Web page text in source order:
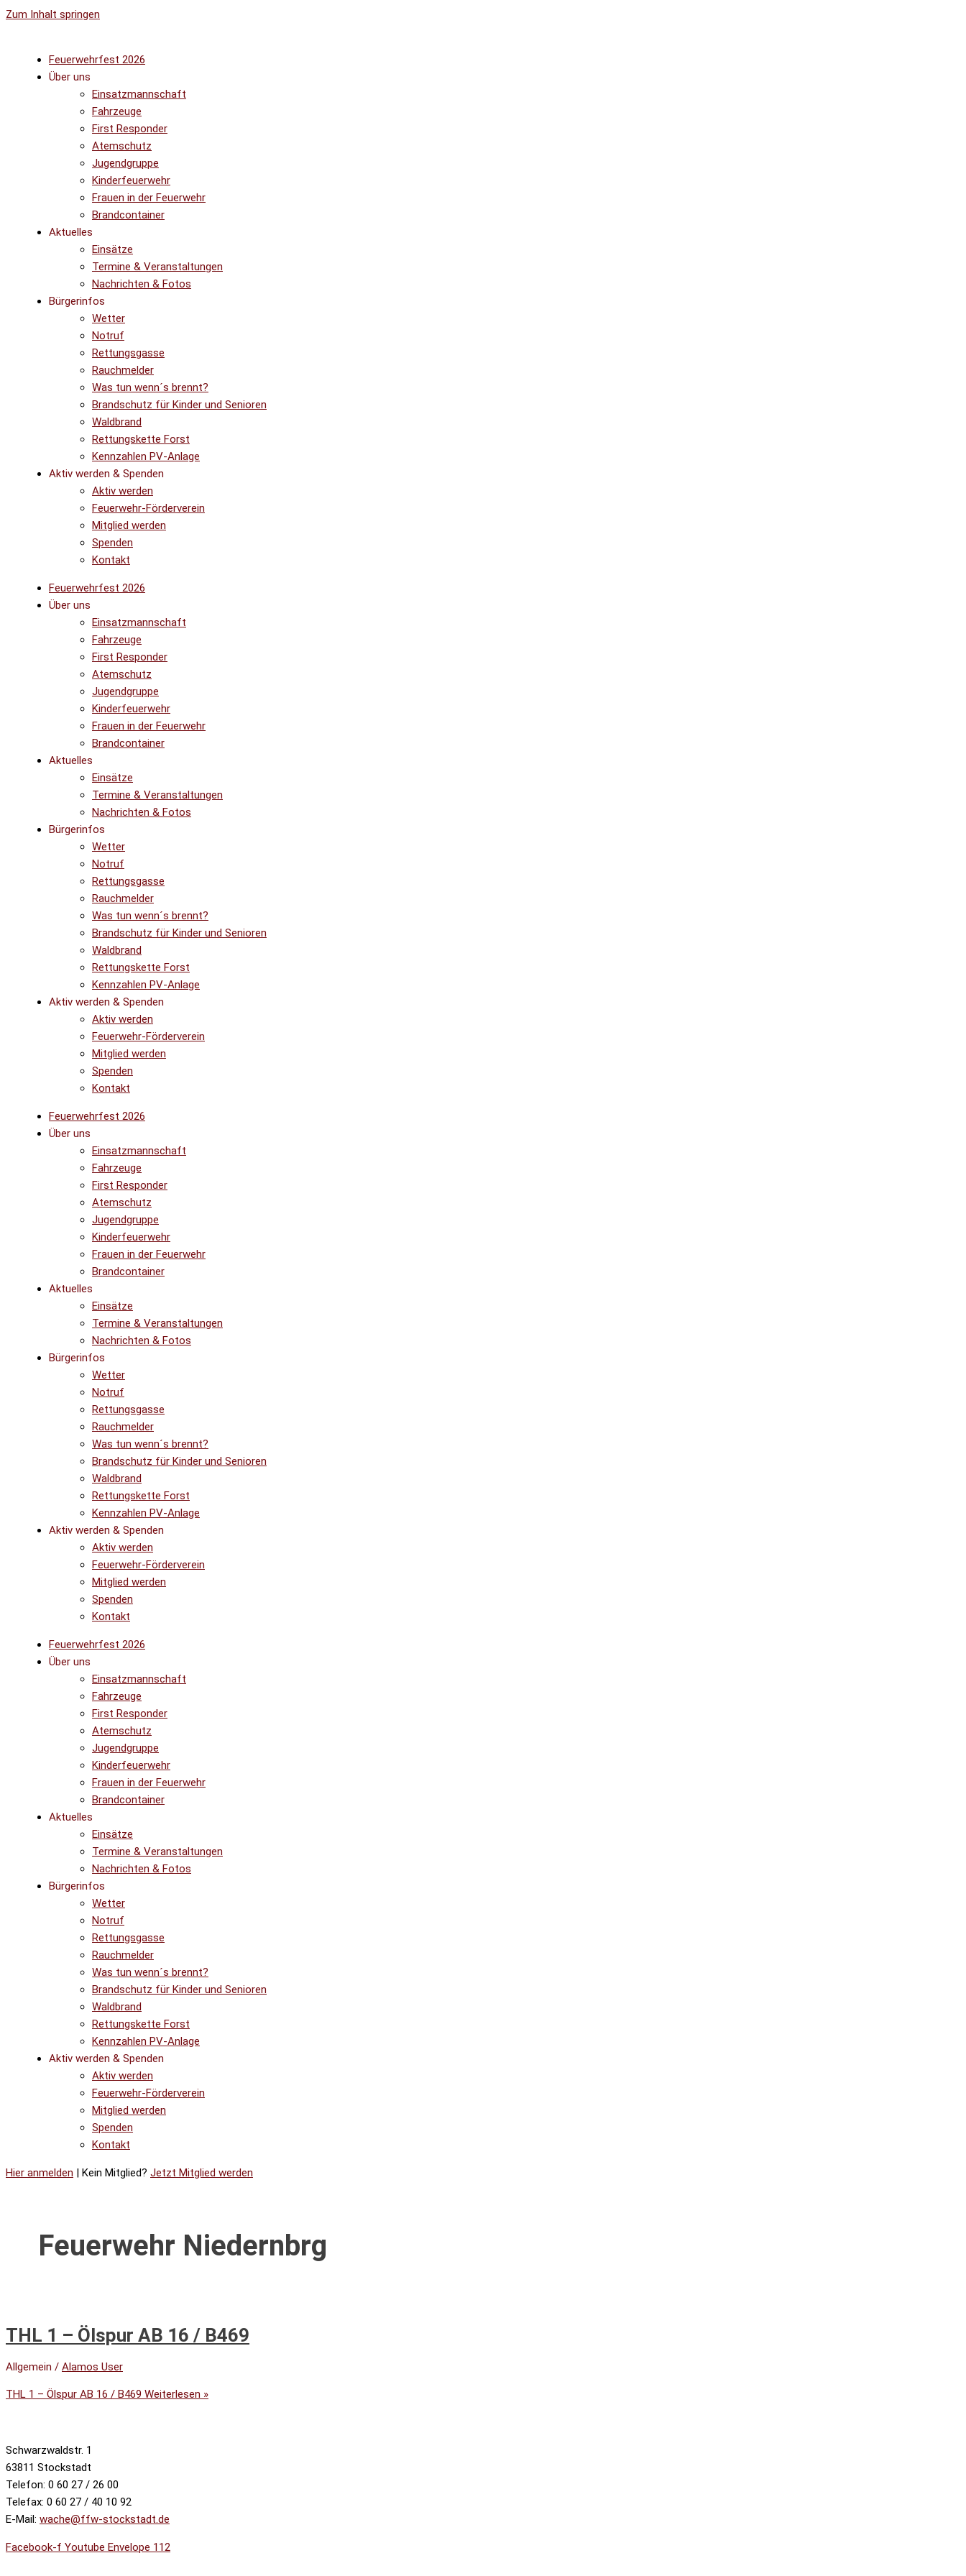
Zum Inhalt springen
Feuerwehrfest 2026
Über uns
Einsatzmannschaft
Fahrzeuge
First Responder
Atemschutz
Jugendgruppe
Kinderfeuerwehr
Frauen in der Feuerwehr
Brandcontainer
Aktuelles
Einsätze
Termine & Veranstaltungen
Nachrichten & Fotos
Bürgerinfos
Wetter
Notruf
Rettungsgasse
Rauchmelder
Was tun wenn´s brennt?
Brandschutz für Kinder und Senioren
Waldbrand
Rettungskette Forst
Kennzahlen PV-Anlage
Aktiv werden & Spenden
Aktiv werden
Feuerwehr-Förderverein
Mitglied werden
Spenden
Kontakt
Feuerwehrfest 2026
Über uns
Einsatzmannschaft
Fahrzeuge
First Responder
Atemschutz
Jugendgruppe
Kinderfeuerwehr
Frauen in der Feuerwehr
Brandcontainer
Aktuelles
Einsätze
Termine & Veranstaltungen
Nachrichten & Fotos
Bürgerinfos
Wetter
Notruf
Rettungsgasse
Rauchmelder
Was tun wenn´s brennt?
Brandschutz für Kinder und Senioren
Waldbrand
Rettungskette Forst
Kennzahlen PV-Anlage
Aktiv werden & Spenden
Aktiv werden
Feuerwehr-Förderverein
Mitglied werden
Spenden
Kontakt
Feuerwehrfest 2026
Über uns
Einsatzmannschaft
Fahrzeuge
First Responder
Atemschutz
Jugendgruppe
Kinderfeuerwehr
Frauen in der Feuerwehr
Brandcontainer
Aktuelles
Einsätze
Termine & Veranstaltungen
Nachrichten & Fotos
Bürgerinfos
Wetter
Notruf
Rettungsgasse
Rauchmelder
Was tun wenn´s brennt?
Brandschutz für Kinder und Senioren
Waldbrand
Rettungskette Forst
Kennzahlen PV-Anlage
Aktiv werden & Spenden
Aktiv werden
Feuerwehr-Förderverein
Mitglied werden
Spenden
Kontakt
Feuerwehrfest 2026
Über uns
Einsatzmannschaft
Fahrzeuge
First Responder
Atemschutz
Jugendgruppe
Kinderfeuerwehr
Frauen in der Feuerwehr
Brandcontainer
Aktuelles
Einsätze
Termine & Veranstaltungen
Nachrichten & Fotos
Bürgerinfos
Wetter
Notruf
Rettungsgasse
Rauchmelder
Was tun wenn´s brennt?
Brandschutz für Kinder und Senioren
Waldbrand
Rettungskette Forst
Kennzahlen PV-Anlage
Aktiv werden & Spenden
Aktiv werden
Feuerwehr-Förderverein
Mitglied werden
Spenden
Kontakt
Hier anmelden | Kein Mitglied? Jetzt Mitglied werden
Feuerwehr Niedernbrg
THL 1 – Ölspur AB 16 / B469
Allgemein / Alamos User
THL 1 – Ölspur AB 16 / B469 Weiterlesen »
Schwarzwaldstr. 1
63811 Stockstadt
Telefon: 0 60 27 / 26 00
Telefax: 0 60 27 / 40 10 92
E-Mail: wache@ffw-stockstadt.de
Facebook-f Youtube Envelope 112